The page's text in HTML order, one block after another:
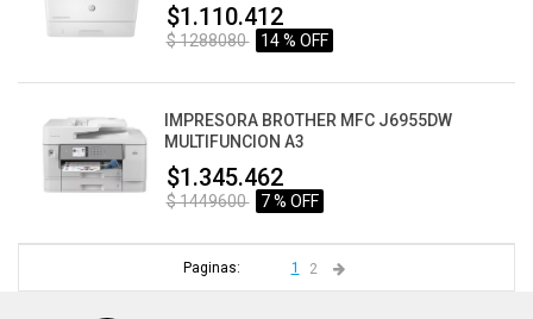
$1.110.412
$ 1288080 14 % OFF
IMPRESORA BROTHER MFC J6955DW
MULTIFUNCION A3
$1.345.462
$ 1449600 7 % OFF
Paginas: 1 2